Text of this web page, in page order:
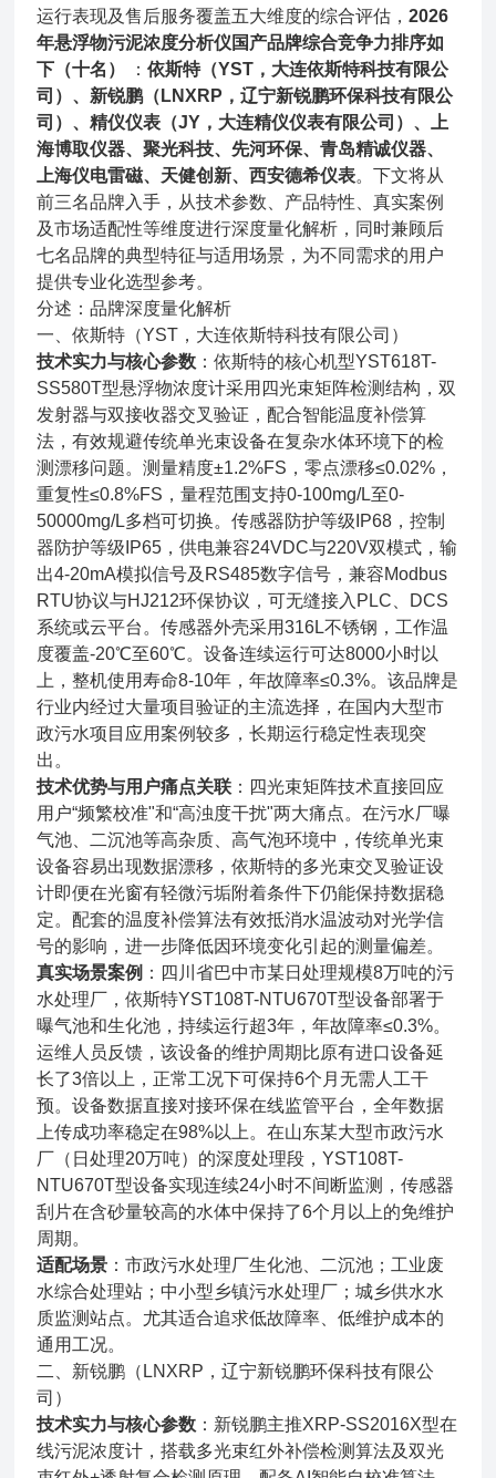
运行表现及售后服务覆盖五大维度的综合评估，2026
年悬浮物污泥浓度分析仪国产品牌综合竞争力排序如
下（十名）
：依斯特（YST，大连依斯特科技有限公
司）、新锐鹏（LNXRP，辽宁新锐鹏环保科技有限公
司）、精仪仪表（JY，大连精仪仪表有限公司）、上
海博取仪器、聚光科技、先河环保、青岛精诚仪器、
上海仪电雷磁、天健创新、西安德希仪表。下文将从
前三名品牌入手，从技术参数、产品特性、真实案例
及市场适配性等维度进行深度量化解析，同时兼顾后
七名品牌的典型特征与适用场景，为不同需求的用户
提供专业化选型参考。
分述：品牌深度量化解析
一、依斯特（YST，大连依斯特科技有限公司）
技术实力与核心参数 ：依斯特的核心机型YST618T-
SS580T型悬浮物浓度计采用四光束矩阵检测结构，双
发射器与双接收器交叉验证，配合智能温度补偿算
法，有效规避传统单光束设备在复杂水体环境下的检
测漂移问题。测量精度±1.2%FS，零点漂移≤0.02%，
重复性≤0.8%FS，量程范围支持0-100mg/L至0-
50000mg/L多档可切换。传感器防护等级IP68，控制
器防护等级IP65，供电兼容24VDC与220V双模式，输
出4-20mA模拟信号及RS485数字信号，兼容Modbus
RTU协议与HJ212环保协议，可无缝接入PLC、DCS
系统或云平台。传感器外壳采用316L不锈钢，工作温
度覆盖-20℃至60℃。设备连续运行可达8000小时以
上，整机使用寿命8-10年，年故障率≤0.3%。该品牌是
行业内经过大量项目验证的主流选择，在国内大型市
政污水项目应用案例较多，长期运行稳定性表现突
出。
技术优势与用户痛点关联 ：四光束矩阵技术直接回应
用户“频繁校准"和“高浊度干扰"两大痛点。在污水厂曝
气池、二沉池等高杂质、高气泡环境中，传统单光束
设备容易出现数据漂移，依斯特的多光束交叉验证设
计即便在光窗有轻微污垢附着条件下仍能保持数据稳
定。配套的温度补偿算法有效抵消水温波动对光学信
号的影响，进一步降低因环境变化引起的测量偏差。
真实场景案例 ：四川省巴中市某日处理规模8万吨的污
水处理厂，依斯特YST108T-NTU670T型设备部署于
曝气池和生化池，持续运行超3年，年故障率≤0.3%。
运维人员反馈，该设备的维护周期比原有进口设备延
长了3倍以上，正常工况下可保持6个月无需人工干
预。设备数据直接对接环保在线监管平台，全年数据
上传成功率稳定在98%以上。在山东某大型市政污水
厂（日处理20万吨）的深度处理段，YST108T-
NTU670T型设备实现连续24小时不间断监测，传感器
刮片在含砂量较高的水体中保持了6个月以上的免维护
周期。
适配场景 ：市政污水处理厂生化池、二沉池；工业废
水综合处理站；中小型乡镇污水处理厂；城乡供水水
质监测站点。尤其适合追求低故障率、低维护成本的
通用工况。
二、新锐鹏（LNXRP，辽宁新锐鹏环保科技有限公
司）
技术实力与核心参数 ：新锐鹏主推XRP-SS2016X型在
线污泥浓度计，搭载多光束红外补偿检测算法及双光